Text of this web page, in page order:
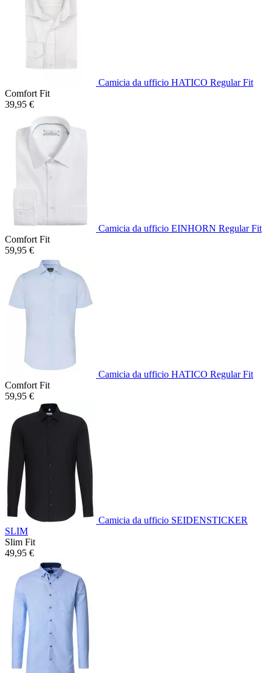
Camicia da ufficio HATICO Regular Fit
Comfort Fit
39,95 €
Camicia da ufficio EINHORN Regular Fit
Comfort Fit
59,95 €
Camicia da ufficio HATICO Regular Fit
Comfort Fit
59,95 €
Camicia da ufficio SEIDENSTICKER
SLIM
Slim Fit
49,95 €